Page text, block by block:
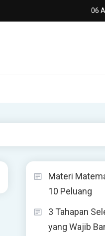
06
Materi
10 Peluang
3 Tahapan
yang Wajib